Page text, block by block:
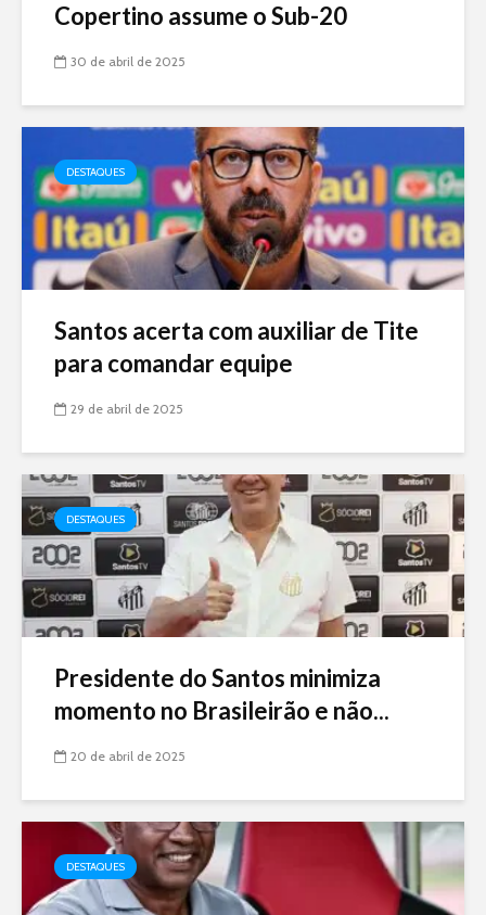
Copertino assume o Sub-20
30 de abril de 2025
DESTAQUES
Santos acerta com auxiliar de Tite
para comandar equipe
29 de abril de 2025
DESTAQUES
Presidente do Santos minimiza
momento no Brasileirão e não...
20 de abril de 2025
DESTAQUES